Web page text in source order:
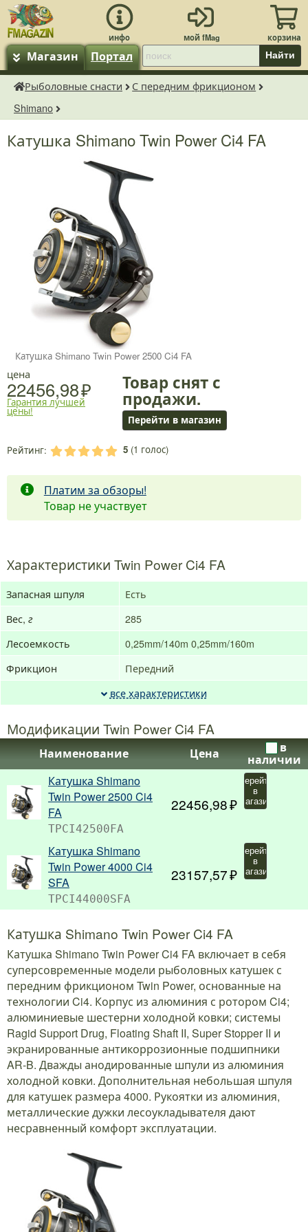
Магазин Портал Найти
fMagazin.ru
Рыболовные снасти
С передним фрикционом
Shimano
Катушка Shimano Twin Power Ci4 FA
Катушка Shimano Twin Power 2500 Ci4 FA
цена
22456,98
Гарантия лучшей
цены!
Товар снят с
продажи.
Перейти в магазин
Рейтинг: 5(1 голос)
Платим за обзоры!
Товар не участвует
Характеристики Twin Power Ci4 FA
Запасная шпуля
Есть
Вес, г
285
Лесоемкость
0,25mm/140m 0,25mm/160m
Фрикцион
Передний
все характеристики
Модификации Twin Power Ci4 FA
Наименование Цена
в
наличии
Катушка Shimano
Twin Power 2500 Ci4
FA
TPCI42500FA
22456,98
Перейти
в
магазин
Катушка Shimano
Twin Power 4000 Ci4
SFA
TPCI44000SFA
23157,57
Перейти
в
магазин
Катушка Shimano Twin Power Ci4 FA
Катушка Shimano Twin Power Ci4 FA включает в себя
суперсовременные модели рыболовных катушек с
передним фрикционом Twin Power, основанные на
технологии Ci4. Корпус из алюминия с ротором Ci4;
алюминиевые шестерни холодной ковки; системы
Ragid Support Drug, Floating Shaft II, Super Stopper II и
экранированные антикоррозионные подшипники
AR-B. Дважды анодированные шпули из алюминия
холодной ковки. Дополнительная небольшая шпуля
для катушек размера 4000. Рукоятки из алюминия,
металлические дужки лесоукладывателя дают
несравненный комфорт эксплуатации.